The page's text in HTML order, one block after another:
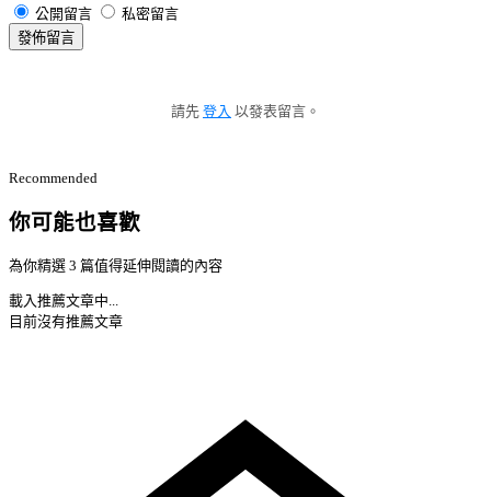
公開留言
私密留言
發佈留言
請先 登入 以發表留言。
Recommended
你可能也喜歡
為你精選 3 篇值得延伸閱讀的內容
載入推薦文章中...
目前沒有推薦文章